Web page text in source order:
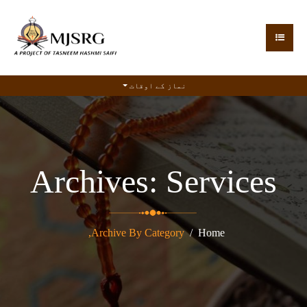
نماز کے اوقات
Archives: Services
Home
Archive By Category,